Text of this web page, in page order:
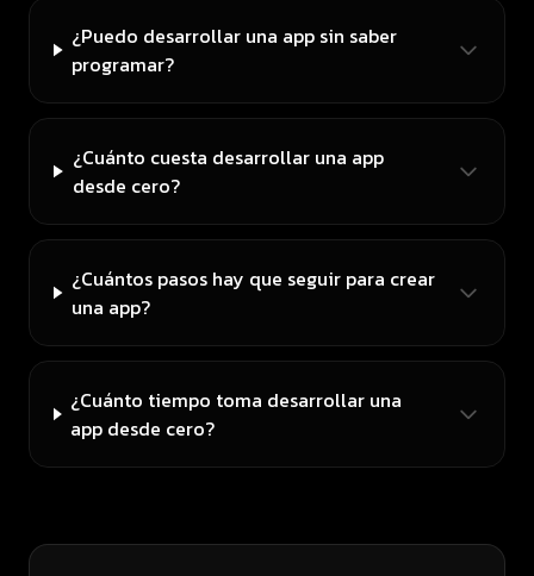
¿Puedo desarrollar una app sin saber
programar?
¿Cuánto cuesta desarrollar una app
desde cero?
¿Cuántos pasos hay que seguir para crear
una app?
¿Cuánto tiempo toma desarrollar una
app desde cero?